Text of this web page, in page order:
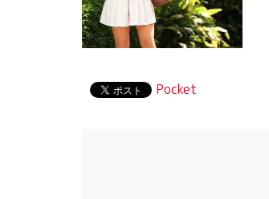
Pocket